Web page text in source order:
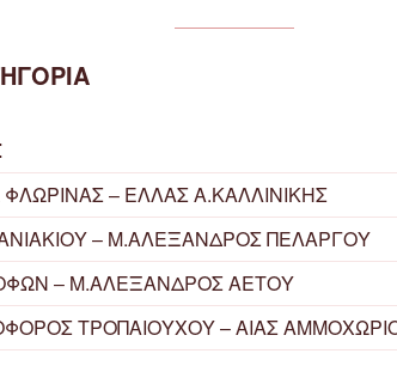
– ΕΛΛΑΣ Α.ΚΑΛΛΙΝΙΚΗΣ
– Μ.ΑΛΕΞΑΝΔΡΟΣ ΠΕΛΑΡΓΟΥ
– Μ.ΑΛΕΞΑΝΔΡΟΣ ΑΕΤΟΥ
ΤΡΟΠΑΙΟΥΧΟΥ – ΑΙΑΣ